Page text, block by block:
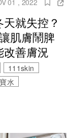
01 , 2022
就失控？
肌膚鬧脾
善膚況
111skin
水